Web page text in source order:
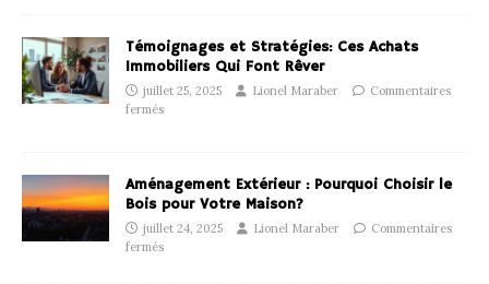
Témoignages et Stratégies: Ces Achats
Immobiliers Qui Font Rêver
juillet 25, 2025 Lionel Maraber
Commentaires
fermés
Aménagement Extérieur : Pourquoi Choisir le
Bois pour Votre Maison?
juillet 24, 2025 Lionel Maraber
Commentaires
fermés